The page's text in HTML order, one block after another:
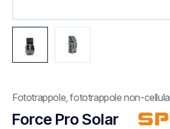
Fototrappole,fototrappole non-
Force Pro Solar